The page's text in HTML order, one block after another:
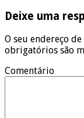
Deixe uma
O seu endereço
obrigatórios são
Comentário